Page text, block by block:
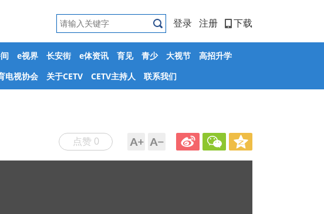
登录 注册 下载
e视界 长安街 e体资讯 育见 青少 大视节
高招升学
电视协会 关于CETV CETV主持人 联系我们
点赞 0